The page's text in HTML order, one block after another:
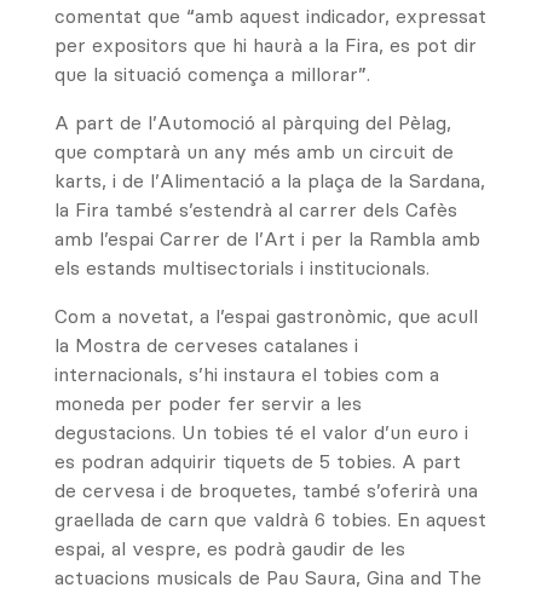
comentat que “amb aquest indicador, expressat
per expositors que hi haurà a la Fira, es pot dir
que la situació comença a millorar”.
A part de l’Automoció al pàrquing del Pèlag,
que comptarà un any més amb un circuit de
karts, i de l’Alimentació a la plaça de la Sardana,
la Fira també s’estendrà al carrer dels Cafès
amb l’espai Carrer de l’Art i per la Rambla amb
els estands multisectorials i institucionals.
Com a novetat, a l’espai gastronòmic, que acull
la Mostra de cerveses catalanes i
internacionals, s’hi instaura el tobies com a
moneda per poder fer servir a les
degustacions. Un tobies té el valor d’un euro i
es podran adquirir tiquets de 5 tobies. A part
de cervesa i de broquetes, també s’oferirà una
graellada de carn que valdrà 6 tobies. En aquest
espai, al vespre, es podrà gaudir de les
actuacions musicals de Pau Saura, Gina and The